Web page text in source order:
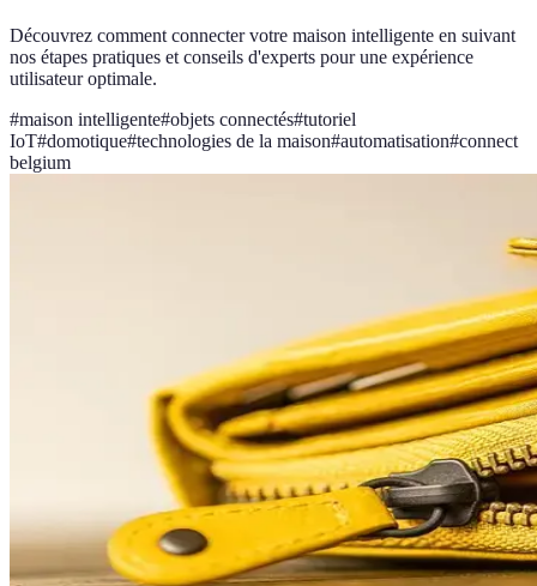
Découvrez comment connecter votre maison intelligente en suivant
nos étapes pratiques et conseils d'experts pour une expérience
utilisateur optimale.
#maison intelligente#objets connectés#tutoriel
IoT#domotique#technologies de la maison#automatisation#connect
belgium